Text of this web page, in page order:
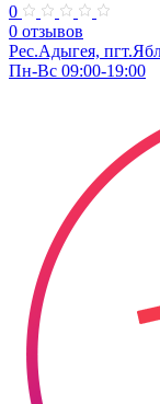
0
0 отзывов
Рес.Адыгея,
Пн-Вс 09:00-19:00